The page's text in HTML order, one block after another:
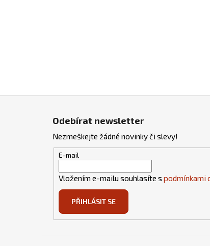
Odebírat newsletter
Nezmeškejte žádné novinky či slevy!
E-mail
Vložením e-mailu souhlasíte s podmínkami
PŘIHLÁSIT SE